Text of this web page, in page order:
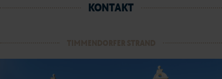
KONTAKT